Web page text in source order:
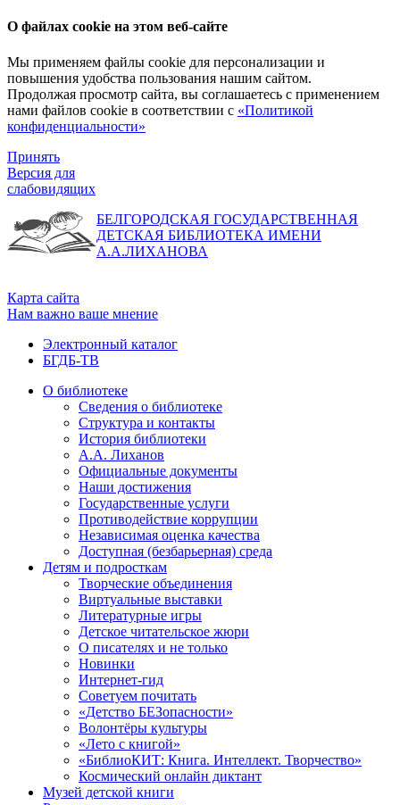
О файлах cookie на этом веб-сайте
Мы применяем файлы cookie для персонализации и
повышения удобства пользования нашим сайтом.
Продолжая просмотр сайта, вы соглашаетесь с применением
нами файлов cookie в соответствии с «Политикой
конфиденциальности»
Принять
Версия для
слабовидящих
БЕЛГОРОДСКАЯ ГОСУДАРСТВЕННАЯ
ДЕТСКАЯ БИБЛИОТЕКА ИМЕНИ
А.А.ЛИХАНОВА
Карта сайта
Нам важно ваше мнение
Электронный каталог
БГДБ-ТВ
О библиотеке
Сведения о библиотеке
Структура и контакты
История библиотеки
А.А. Лиханов
Официальные документы
Наши достижения
Государственные услуги
Противодействие коррупции
Независимая оценка качества
Доступная (безбарьерная) среда
Детям и подросткам
Творческие объединения
Виртуальные выставки
Литературные игры
Детское читательское жюри
О писателях и не только
Новинки
Интернет-гид
Советуем почитать
«Детство БЕЗопасности»
Волонтёры культуры
«Лето с книгой»
«БиблиоКИТ: Книга. Интеллект. Творчество»
Космический онлайн диктант
Музей детской книги